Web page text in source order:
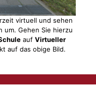
virtuell und sehen
um. Gehen Sie hierzu
auf Virtueller
auf das obige Bild.